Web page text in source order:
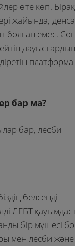
өте көп.
жайында,
болған емес.
дауыстардың
платформа
бар ма?
бар, лесби
белсенді
ЛГБТ
бір мүшесі
мен лесби және